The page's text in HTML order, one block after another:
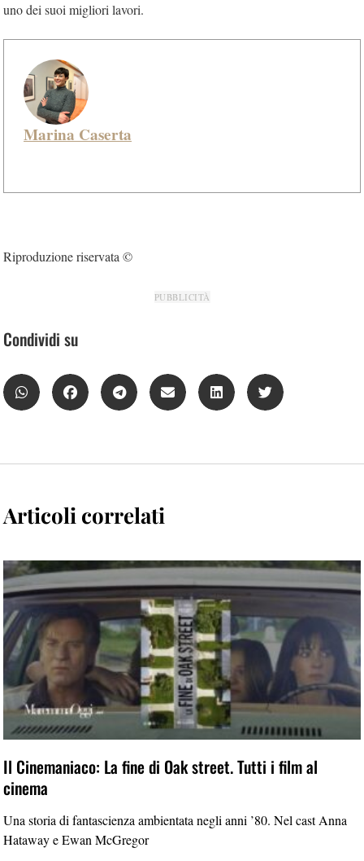
uno dei suoi migliori lavori.
Marina Caserta
Riproduzione riservata ©
PUBBLICITÀ
Condividi su
Articoli correlati
Il Cinemaniaco: La fine di Oak street. Tutti i film al
cinema
Una storia di fantascienza ambientata negli anni ’80. Nel cast Anna
Hataway e Ewan McGregor